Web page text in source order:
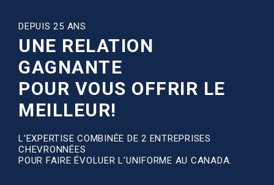
DEPUIS 25 ANS
UNE RELATION
GAGNANTE
POUR VOUS OFFRIR LE
MEILLEUR!
L’EXPERTISE COMBINÉE DE 2 ENTREPRISES
CHEVRONNÉES
POUR FAIRE ÉVOLUER L’UNIFORME AU CANADA.